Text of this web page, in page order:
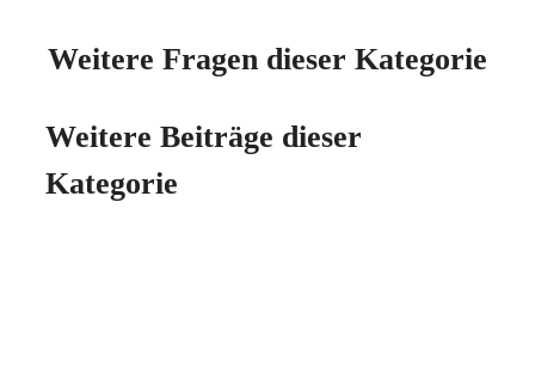
Weitere Fragen dieser Kategorie
Weitere Beiträge dieser
Kategorie